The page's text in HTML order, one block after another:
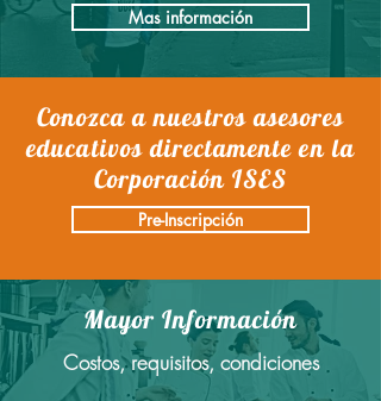
Mas información
Conozca a nuestros asesores
educativos directamente en la
Corporación ISES
Pre-Inscripción
Mayor Información
Costos,requisitos, condiciones